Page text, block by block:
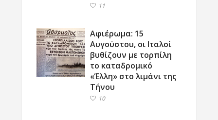
11
Αφιέρωμα: 15
Αυγούστου, οι Ιταλοί
βυθίζουν με τορπίλη
το καταδρομικό
«Έλλη» στο λιμάνι της
Τήνου
10